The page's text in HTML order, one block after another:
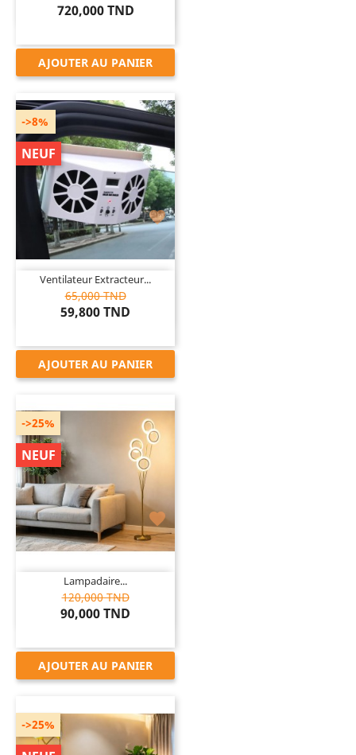
720,000 TND
AJOUTER AU PANIER

Ventilateur Extracteur...
65,000 TND
59,800 TND
->8%
NEUF
AJOUTER AU PANIER

Lampadaire...
120,000 TND
90,000 TND
->25%
NEUF
AJOUTER AU PANIER
->25%